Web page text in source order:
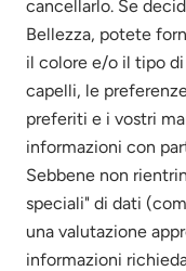
cancellarlo. Se
Bellezza, potete
il colore e/o il tipo
capelli, le
preferiti e i vostri
informazioni con
Sebbene non
speciali" di dati
una valutazione
informazioni